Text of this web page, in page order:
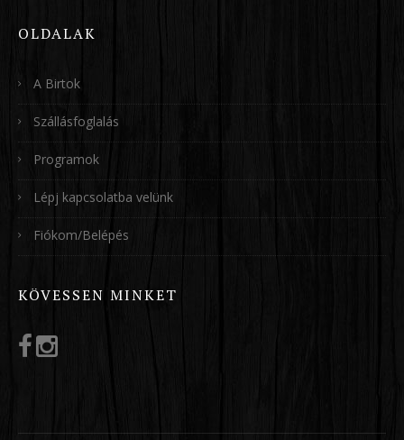
OLDALAK
A Birtok
Szállásfoglalás
Programok
Lépj kapcsolatba velünk
Fiókom/Belépés
KÖVESSEN MINKET